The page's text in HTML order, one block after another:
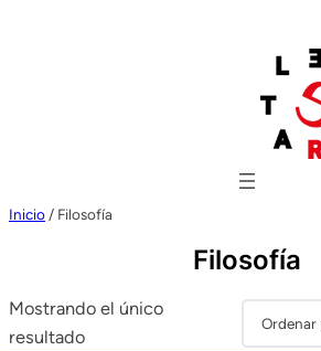
Inicio / Filosofía
Filosofía
Mostrando el único
resultado